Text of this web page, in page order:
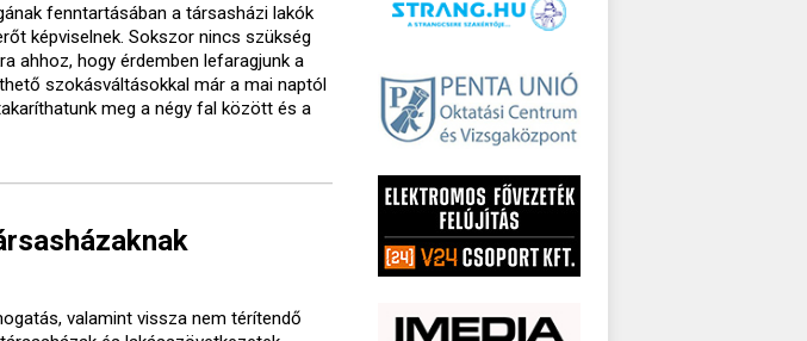
fenntartásában a társasházi lakók
képviselnek. Sokszor nincs szükség
ahhoz, hogy érdemben lefaragjunk a
szokásváltásokkal már a mai naptól
meg a négy fal között és a
valamint vissza nem térítendő